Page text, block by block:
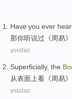
Have you ever
那你听说过《周易》
youdao
Superficially, the
从表面 上看《周易》
youdao